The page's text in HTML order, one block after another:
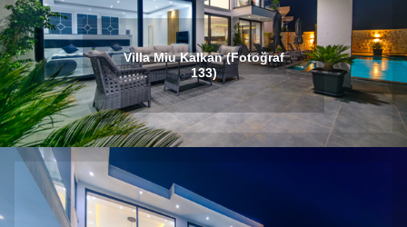
Villa Miu Kalkan (Fotoğraf
133)